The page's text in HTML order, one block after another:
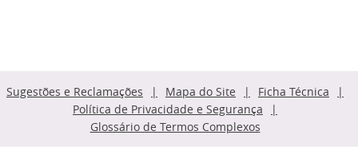
Sugestões e Reclamações Mapa do Site
Ficha Técnica
Política de Privacidade e Segurança
Glossário de Termos Complexos